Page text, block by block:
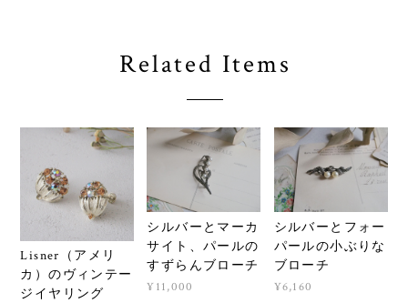
Related Items
Lisner（アメリ
カ）のヴィンテー
ジイヤリング
シルバーとマーカ
サイト、パールの
すずらんブローチ
¥11,000
シルバーとフォー
パールの小ぶりな
ブローチ
¥6,160